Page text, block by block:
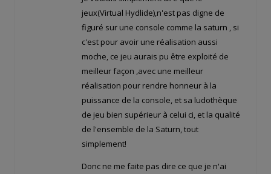
jeux(Virtual Hydlide),n'est pas digne de
figuré sur une console comme la saturn , si
c'est pour avoir une réalisation aussi
moche, ce jeu aurais pu être exploité de
meilleur façon ,avec une meilleur
réalisation pour rendre honneur à la
puissance de la console, et sa ludothèque
de jeu bien supérieur à celui ci, et la qualité
de l'ensemble de la Saturn, tout
simplement!
Donc ne me faite pas dire ce que je n'ai